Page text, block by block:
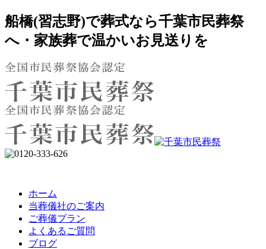
船橋(習志野)で葬式なら千葉市民葬祭
へ・家族葬で温かいお見送りを
ホーム
当葬儀社のご案内
ご葬儀プラン
よくあるご質問
ブログ